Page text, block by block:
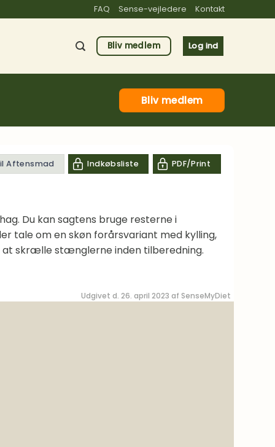
FAQ Sense-vejledere Kontakt
Bliv medlem Log ind
Bliv medlem
Aftensmad Indkøbsliste PDF/Print
Du kan sagtens bruge resterne i
tale om en skøn forårsvariant med kylling,
at skrælle stænglerne inden tilberedning.
Udgivet d. 26. april 2023 af SenseMyDiet